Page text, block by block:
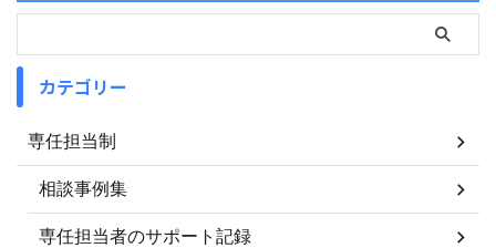
カテゴリー
専任担当制
相談事例集
専任担当者のサポート記録